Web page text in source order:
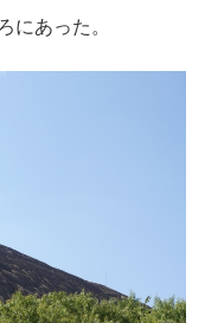
にあった。